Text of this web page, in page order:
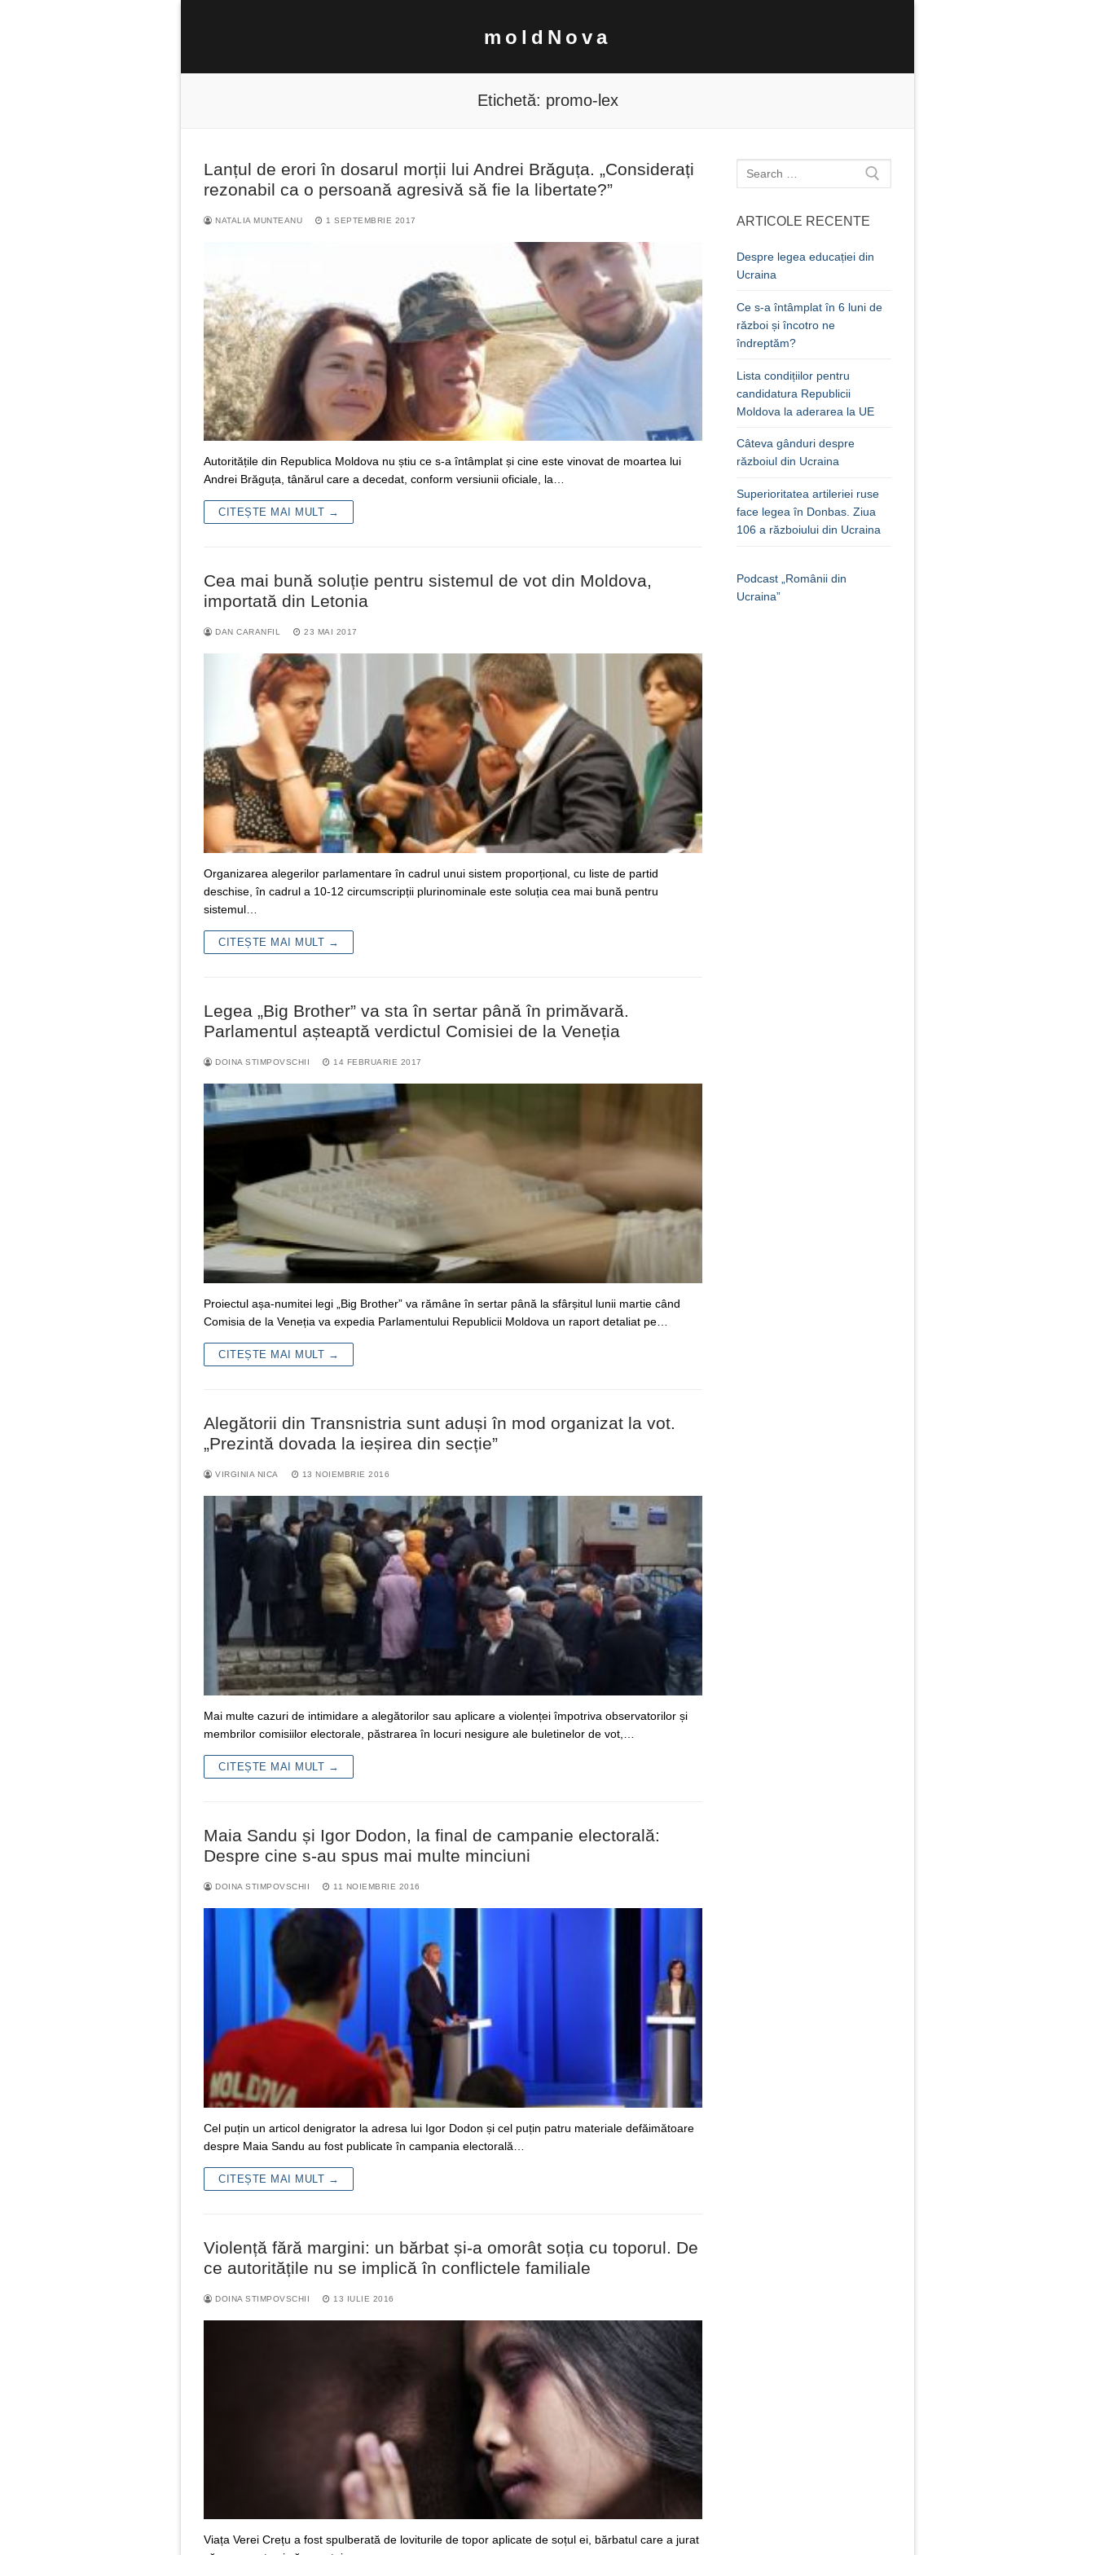
moldNova
după:
Etichetă: promo-lex
Lanțul de erori în dosarul morții lui Andrei Brăguța. „Considerați
rezonabil ca o persoană agresivă să fie la libertate?”
NATALIA MUNTEANU 1 SEPTEMBRIE 2017
Autoritățile din Republica Moldova nu știu ce s-a întâmplat și cine este vinovat de moartea lui
Andrei Brăguța, tânărul care a decedat, conform versiunii oficiale, la…
CITEȘTE MAI MULT →
Cea mai bună soluție pentru sistemul de vot din Moldova,
importată din Letonia
DAN CARANFIL 23 MAI 2017
Organizarea alegerilor parlamentare în cadrul unui sistem proporțional, cu liste de partid
deschise, în cadrul a 10-12 circumscripții plurinominale este soluția cea mai bună pentru
sistemul…
CITEȘTE MAI MULT →
Legea „Big Brother” va sta în sertar până în primăvară.
Parlamentul așteaptă verdictul Comisiei de la Veneția
DOINA STIMPOVSCHII 14 FEBRUARIE 2017
Proiectul așa-numitei legi „Big Brother” va rămâne în sertar până la sfârșitul lunii martie când
Comisia de la Veneția va expedia Parlamentului Republicii Moldova un raport detaliat pe…
CITEȘTE MAI MULT →
Alegătorii din Transnistria sunt aduși în mod organizat la vot.
„Prezintă dovada la ieșirea din secție”
VIRGINIA NICA 13 NOIEMBRIE 2016
Mai multe cazuri de intimidare a alegătorilor sau aplicare a violenței împotriva observatorilor și
membrilor comisiilor electorale, păstrarea în locuri nesigure ale buletinelor de vot,…
CITEȘTE MAI MULT →
Maia Sandu și Igor Dodon, la final de campanie electorală:
Despre cine s-au spus mai multe minciuni
DOINA STIMPOVSCHII 11 NOIEMBRIE 2016
Cel puțin un articol denigrator la adresa lui Igor Dodon și cel puțin patru materiale defăimătoare
despre Maia Sandu au fost publicate în campania electorală…
CITEȘTE MAI MULT →
Violență fără margini: un bărbat și-a omorât soția cu toporul. De
ce autoritățile nu se implică în conflictele familiale
DOINA STIMPOVSCHII 13 IULIE 2016
Viața Verei Crețu a fost spulberată de loviturile de topor aplicate de soțul ei, bărbatul care a jurat
Caută
după:
ARTICOLE RECENTE
Despre legea educației din
Ucraina
Ce s-a întâmplat în 6 luni de
război și încotro ne
îndreptăm?
Lista condițiilor pentru
candidatura Republicii
Moldova la aderarea la UE
Câteva gânduri despre
războiul din Ucraina
Superioritatea artileriei ruse
face legea în Donbas. Ziua
106 a războiului din Ucraina
Podcast „Românii din
Ucraina”